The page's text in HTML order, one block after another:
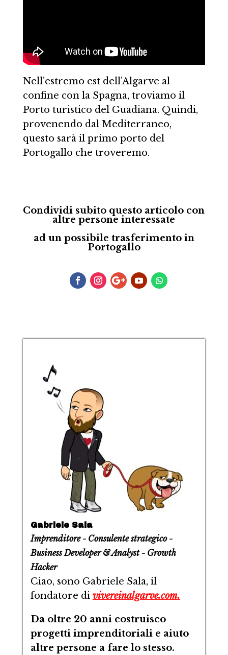
Nell’estremo est dell’Algarve al
confine con la Spagna, troviamo il
Porto turistico del Guadiana. Quindi,
provenendo dal Mediterraneo,
questo sarà il primo porto del
Portogallo che troveremo.
Condividi subito questo articolo con
altre persone interessate
ad un possibile trasferimento in
Portogallo
Gabriele Sala
Imprenditore - Consulente strategico -
Business Developer & Analyst - Growth
Hacker
Ciao, sono Gabriele Sala, il
fondatore di vivereinalgarve.com.
Da oltre 20 anni costruisco
progetti imprenditoriali e aiuto
altre persone a fare lo stesso.